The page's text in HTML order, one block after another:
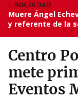
SOCIEDAD
Muere Ángel
y referente de la
Centro
mete
Eventos